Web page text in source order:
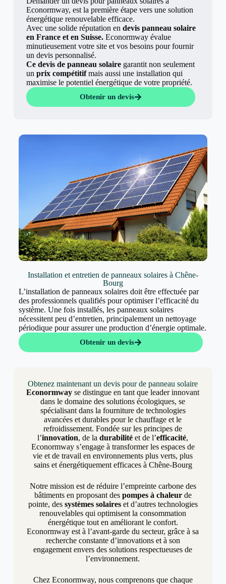
Econormway, est la première étape vers une solution
énergétique renouvelable efficace.
Avec une solide réputation en devis panneau solaire
en France et en Suisse.Econormway évalue
minutieusement votre site et vos besoins pour fournir
un devis personnalisé.
Ce devis de panneau solairegarantit non seulement
un prix compétitifmais aussi une installation qui
maximise le potentiel énergétique de votre propriété.
Obtenir un devis
Installation et entretien de panneaux solaires à Chêne-
Bourg
L’installation de panneaux solaires doit être effectuée par
des professionnels qualifiés pour optimiser l’efficacité du
système. Une fois installés, les panneaux solaires
nécessitent peu d’entretien, principalement un nettoyage
périodique pour assurer une production d’énergie optimale.
Obtenir un devis
Obtenez maintenant un devis pour de panneau solaire
Econormway se distingue en tant que leader innovant
dans le domaine des solutions écologiques, se
spécialisant dans la fourniture de technologies
avancées et durables pour le chauffage et le
refroidissement. Fondée sur les principes de
l’innovation, de ladurabilité et de l’efficacité,
Econormway s’engage à transformer les espaces de
vie et de travail en environnements plus verts, plus
sains et énergétiquement efficaces à Chêne-Bourg
Notre mission est de réduire l’empreinte carbone des
bâtiments en proposant des pompes à chaleurde
pointe, des systèmes solaireset d’autres technologies
renouvelables qui optimisent la consommation
énergétique tout en améliorant le confort.
Econormway est à l’avant-garde du secteur, grâce à sa
recherche constante d’innovations et à son
engagement envers des solutions respectueuses de
l’environnement.
Chez Econormway, nous comprenons que chaque